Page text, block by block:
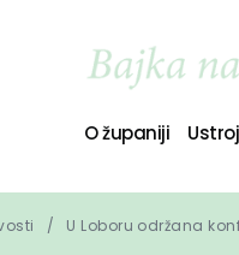
O županiji
U Loboru održana